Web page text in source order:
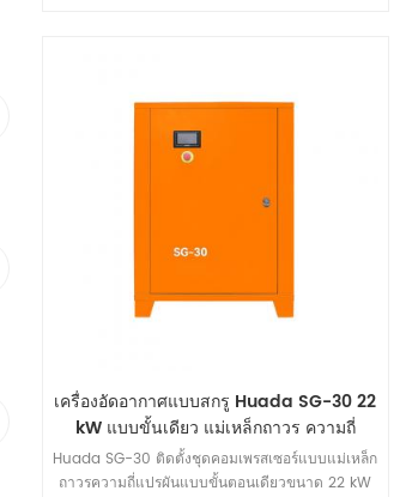
ต้องการด้านการจ่ายอากาศที่เสถียรของสายการผลิต
ที่ทำงานต่อเนื่องภายใต้โหลดสูงในอุตสาหกรรมต่าง ๆ
เช่น การทำเหมืองแร่ โลหะวิทยา การผลิตยานยนต์
เครื่องอัดอากาศแบบสกรู Huada SG-30 22
kW แบบขั้นเดียว แม่เหล็กถาวร ความถี่
แปรผัน
Huada SG-30 ติดตั้งชุดคอมเพรสเซอร์แบบแม่เหล็ก
ถาวรความถี่แปรผันแบบขั้นตอนเดียวขนาด 22 kW